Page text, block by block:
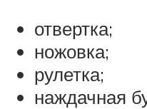
отвертка;
ножовка;
рулетка;
наждачная